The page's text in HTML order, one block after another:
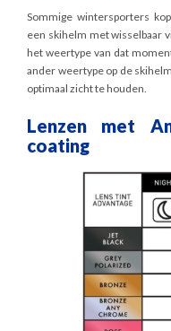
Sommige wintersporters
een skihelm met wisselbaar
het weertype van dat
ander weertype op de
optimaal zicht te houden.
Lenzen met
coating